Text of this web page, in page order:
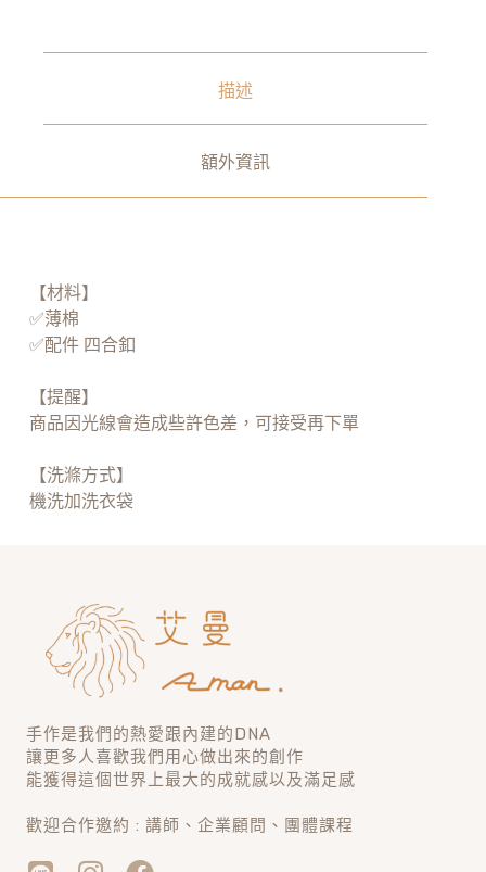
描述
額外資訊
【材料】
✅薄棉
✅配件 四合釦
【提醒】
商品因光線會造成些許色差，可接受再下單
【洗滌方式】
機洗加洗衣袋
手作是我們的熱愛跟內建的DNA
讓更多人喜歡我們用心做出來的創作
能獲得這個世界上最大的成就感以及滿足感
歡迎合作邀約 : 講師、企業顧問、團體課程